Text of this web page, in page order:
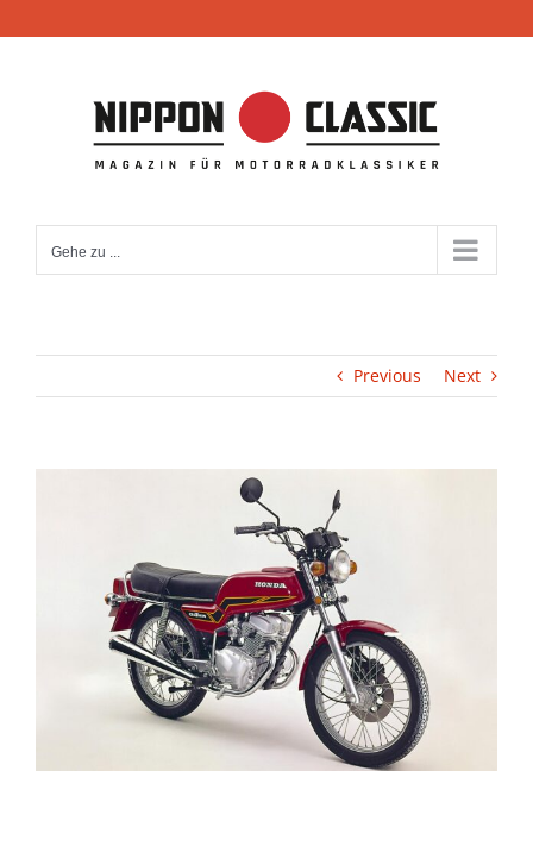
Inhalt
Gehe zu ...
Previous Next